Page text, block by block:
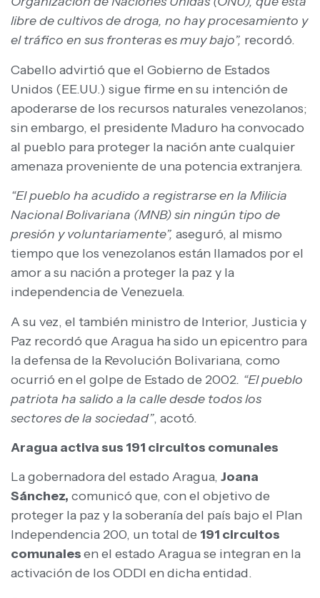
libre de cultivos de droga, no hay procesamiento y
el tráfico en sus fronteras es muy bajo”, recordó.
Cabello advirtió que el Gobierno de Estados
Unidos (EE.UU.) sigue firme en su intención de
apoderarse de los recursos naturales venezolanos;
sin embargo, el presidente Maduro ha convocado
al pueblo para proteger la nación ante cualquier
amenaza proveniente de una potencia extranjera.
“El pueblo ha acudido a registrarse en la Milicia
Nacional Bolivariana (MNB) sin ningún tipo de
presión y voluntariamente”, aseguró, al mismo
tiempo que los venezolanos están llamados por el
amor a su nación a proteger la paz y la
independencia de Venezuela.
A su vez, el también ministro de Interior, Justicia y
Paz recordó que Aragua ha sido un epicentro para
la defensa de la Revolución Bolivariana, como
ocurrió en el golpe de Estado de 2002. “El pueblo
patriota ha salido a la calle desde todos los
sectores de la sociedad”, acotó.
Aragua activa sus 191 circuitos comunales
La gobernadora del estado Aragua, Joana
Sánchez, comunicó que, con el objetivo de
proteger la paz y la soberanía del país bajo el Plan
Independencia 200, un total de 191 circuitos
comunalesen el estado Aragua se integran en la
activación de los ODDI en dicha entidad.